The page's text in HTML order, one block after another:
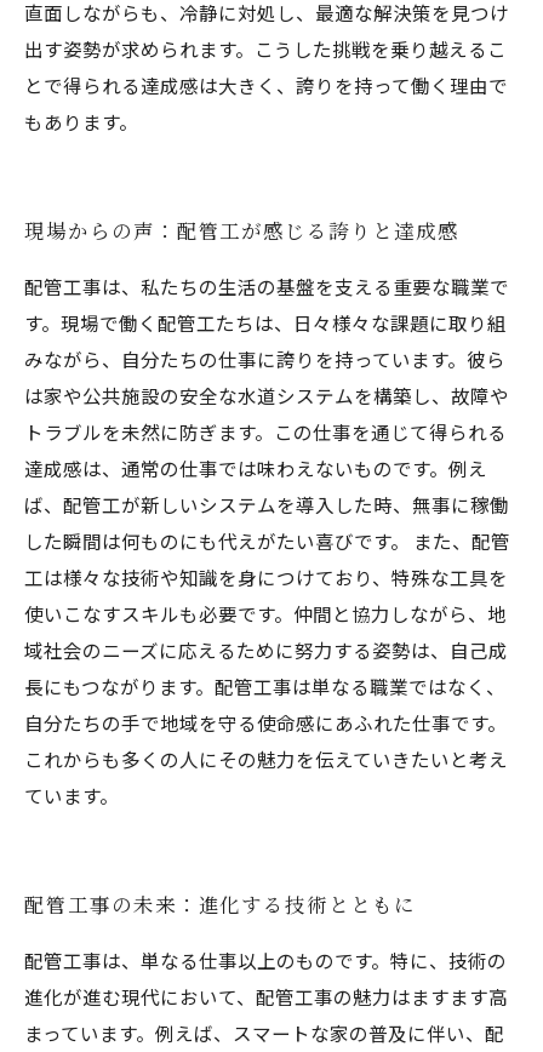
直面しながらも、冷静に対処し、最適な解決策を見つけ
出す姿勢が求められます。こうした挑戦を乗り越えるこ
とで得られる達成感は大きく、誇りを持って働く理由で
もあります。
現場からの声：配管工が感じる誇りと達成感
配管工事は、私たちの生活の基盤を支える重要な職業で
す。現場で働く配管工たちは、日々様々な課題に取り組
みながら、自分たちの仕事に誇りを持っています。彼ら
は家や公共施設の安全な水道システムを構築し、故障や
トラブルを未然に防ぎます。この仕事を通じて得られる
達成感は、通常の仕事では味わえないものです。例え
ば、配管工が新しいシステムを導入した時、無事に稼働
した瞬間は何ものにも代えがたい喜びです。 また、配管
工は様々な技術や知識を身につけており、特殊な工具を
使いこなすスキルも必要です。仲間と協力しながら、地
域社会のニーズに応えるために努力する姿勢は、自己成
長にもつながります。配管工事は単なる職業ではなく、
自分たちの手で地域を守る使命感にあふれた仕事です。
これからも多くの人にその魅力を伝えていきたいと考え
ています。
配管工事の未来：進化する技術とともに
配管工事は、単なる仕事以上のものです。特に、技術の
進化が進む現代において、配管工事の魅力はますます高
まっています。例えば、スマートな家の普及に伴い、配